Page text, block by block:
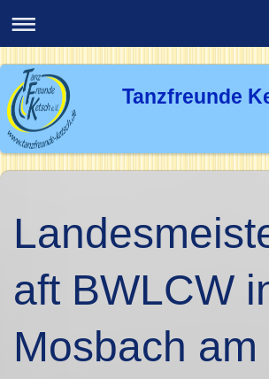
Tanzfreunde
aft BWLCW
Mosbach am